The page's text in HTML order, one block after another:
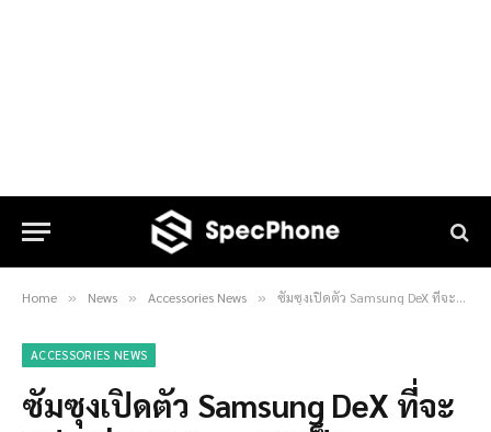
Home » News » Accessories News » ซัมซุงเปิดตัว Samsung DeX ที่จะแปลงร่าง Galaxy S8 เป็นคอมพิวเตอร์ขนาดย่อมได้อย่างง่ายดาย !!
ACCESSORIES NEWS
ซัมซุงเปิดตัว Samsung DeX ที่จะ